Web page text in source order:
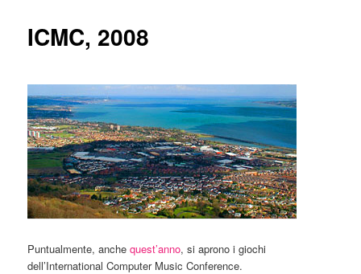
ICMC, 2008
Puntualmente, anchequest’anno, si aprono i giochi
dell’International Computer Music Conference.